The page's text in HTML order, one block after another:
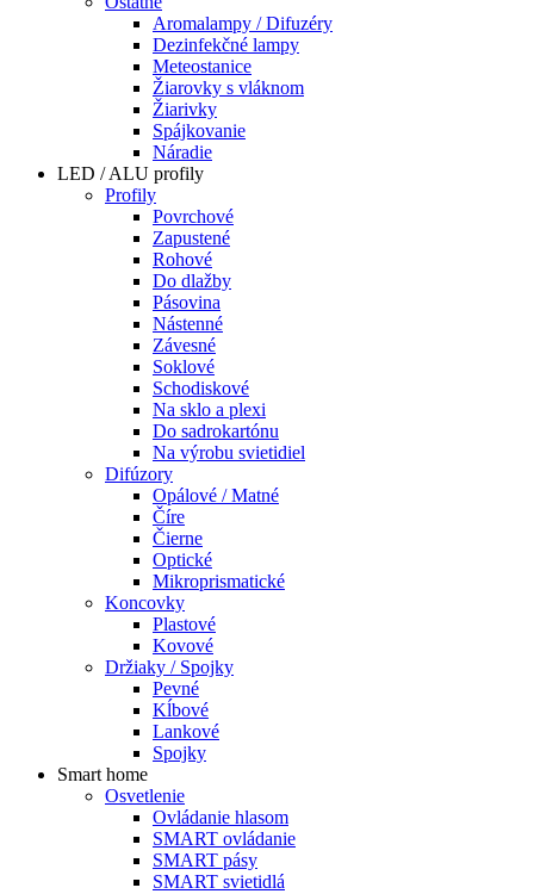
Aromalampy / Difuzéry
Dezinfekčné lampy
Meteostanice
Žiarovky s vláknom
Žiarivky
Spájkovanie
Náradie
LED / ALU profily
Profily
Povrchové
Zapustené
Rohové
Do dlažby
Pásovina
Nástenné
Závesné
Soklové
Schodiskové
Na sklo a plexi
Do sadrokartónu
Na výrobu svietidiel
Difúzory
Opálové / Matné
Číre
Čierne
Optické
Mikroprismatické
Koncovky
Plastové
Kovové
Držiaky / Spojky
Pevné
Kĺbové
Lankové
Spojky
Smart home
Osvetlenie
Ovládanie hlasom
SMART ovládanie
SMART pásy
SMART svietidlá